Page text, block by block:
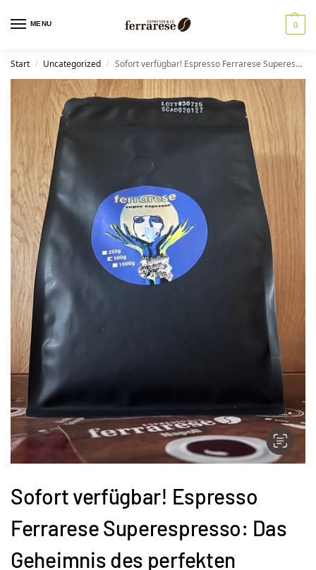
MENU 0
Start / Uncategorized / Sofort verfügbar! Espresso Ferrarese Superespresso: Das Geheimnis des perfekten italienischen Kaffees
Sofort verfügbar! Espresso
Ferrarese Superespresso: Das
Geheimnis des perfekten